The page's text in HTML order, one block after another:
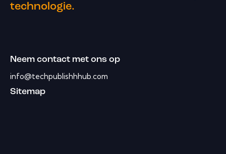
technologie.
Neem contact met ons op
info@techpublishhhub.com
Sitemap